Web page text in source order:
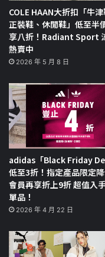
COLE HAAN大折扣「牛津
正裝鞋、休閒鞋」低至半
享八折！Radiant Sport
熱賣中
2026 年 5 月 8 日
adidas「Black Friday
低至3折！指定產品限定降
會員再享折上9折 超值入
單品！
2026 年 4 月 22 日